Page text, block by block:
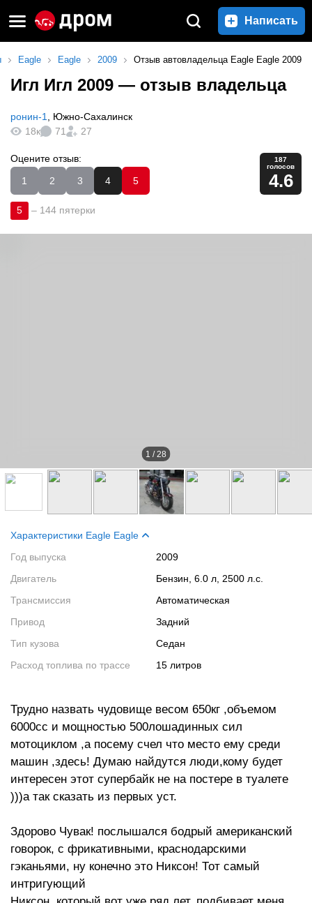
Написать
Eagle Eagle 2009 Отзыв автовладельца Eagle Eagle 2009
Игл Игл 2009 — отзыв владельца
ронин-1
Южно-Сахалинск
18к
71 27
Оцените отзыв:
1
2 3 4 5
187
голосов
4.6
5 – 144 пятерки
1 /28
Характеристики Eagle Eagle
Год выпуска
2009
Двигатель
Бензин, 6.0 л, 2500 л.с.
Трансмиссия
Автоматическая
Привод
Задний
Тип кузова
Седан
Расход топлива по трассе
15 литров
Трудно назвать чудовище весом 650кг ,объемом
6000сс и мощностью 500лошадинных сил
мотоциклом ,а посему счел что место ему среди
машин ,здесь! Думаю найдутся люди,кому будет
интересен этот супербайк не на постере в туалете
)))а так сказать из первых уст.
Здорово Чувак! послышался бодрый американский
говорок, с фрикативными, краснодарскими
гэканьями, ну конечно это Никсон! Тот самый
интригующий